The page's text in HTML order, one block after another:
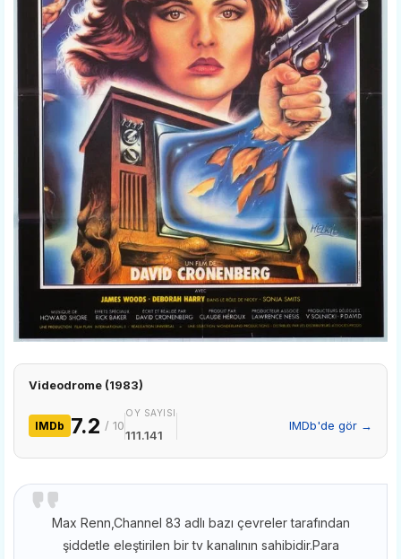
Videodrome (1983)
IMDb 7.2 / 10
OY SAYISI
111.141
IMDb'de gör →
Max Renn,Channel 83 adlı bazı çevreler tarafından
şiddetle eleştirilen bir tv kanalının sahibidir.Para